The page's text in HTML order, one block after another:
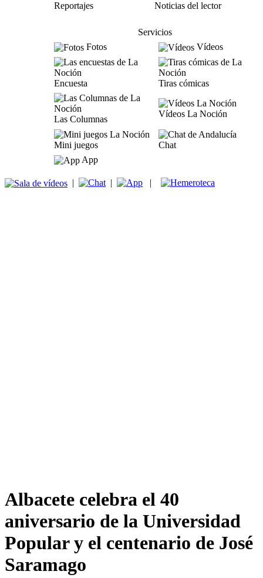
Reportajes
Noticias del lector
Servicios
Fotos
Vídeos
Encuesta Tiras cómicas
Las Columnas
Vídeos La Noción
Mini juegos
Chat
App
| | |
Albacete celebra el 40
aniversario de la Universidad
Popular y el centenario de José
Saramago